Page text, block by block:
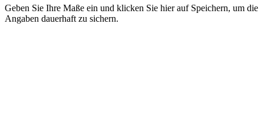
Geben Sie Ihre Maße ein und klicken Sie hier auf Speichern, um die
Angaben dauerhaft zu sichern.